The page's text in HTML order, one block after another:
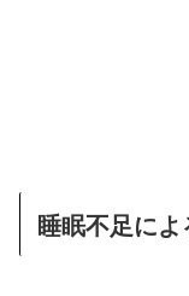
睡眠不足に